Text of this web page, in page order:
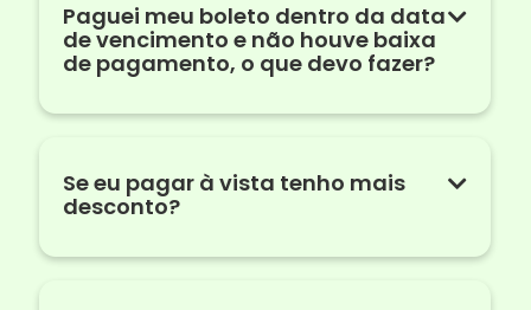
Paguei meu boleto dentro da data
de vencimento e não houve baixa
de pagamento, o que devo fazer?
Se eu pagar à vista tenho mais
desconto?